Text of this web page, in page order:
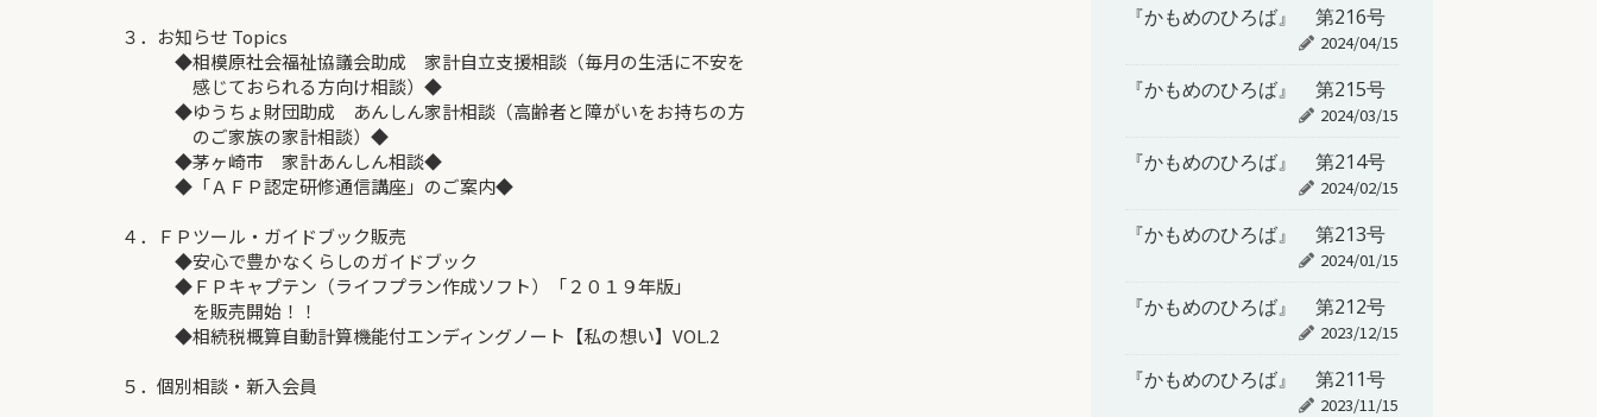
３．お知らせ Topics
◆相模原社会福祉協議会助成 家計自立支援相談（毎月の生活に不安を
感じておられる方向け相談）◆
◆ゆうちょ財団助成 あんしん家計相談（高齢者と障がいをお持ちの方
のご家族の家計相談）◆
◆茅ヶ崎市 家計あんしん相談◆
◆「ＡＦＰ認定研修通信講座」のご案内◆
４．ＦＰツール・ガイドブック販売
◆安心で豊かなくらしのガイドブック
◆ＦＰキャプテン（ライフプラン作成ソフト）「２０１９年版」
を販売開始！！
◆相続税概算自動計算機能付エンディングノート【私の想い】VOL.2
５．個別相談・新入会員
『かもめのひろば』 第216号
2024/04/15
『かもめのひろば』 第215号
2024/03/15
『かもめのひろば』 第214号
2024/02/15
『かもめのひろば』 第213号
2024/01/15
『かもめのひろば』 第212号
2023/12/15
『かもめのひろば』 第211号
2023/11/15